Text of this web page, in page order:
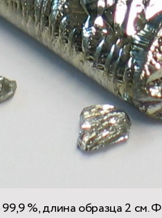
%, длина образца 2 см.